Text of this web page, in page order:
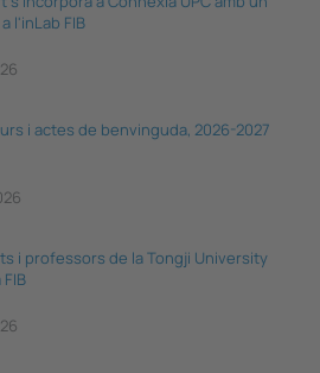
l'inLab FIB
i actes de benvinguda, 2026-2027
i professors de la Tongji University